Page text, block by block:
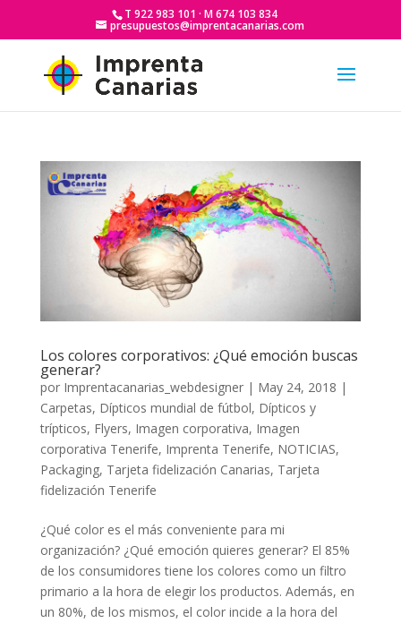
T 922 983 101 · M 674 103 834
presupuestos@imprentacanarias.com
Los colores corporativos: ¿Qué emoción buscas
generar?
por Imprentacanarias_webdesigner| May 24, 2018 |
Carpetas, Dípticos mundial de fútbol, Dípticos y
trípticos, Flyers, Imagen corporativa, Imagen
corporativa Tenerife, Imprenta Tenerife, NOTICIAS,
Packaging, Tarjeta fidelización Canarias, Tarjeta
fidelización Tenerife
¿Qué color es el más conveniente para mi
organización? ¿Qué emoción quieres generar? El 85%
de los consumidores tiene los colores como un filtro
primario a la hora de elegir los productos. Además, en
un 80%, de los mismos, el color incide a la hora del